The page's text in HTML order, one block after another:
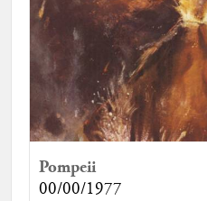
Pompeii
00/00/1977